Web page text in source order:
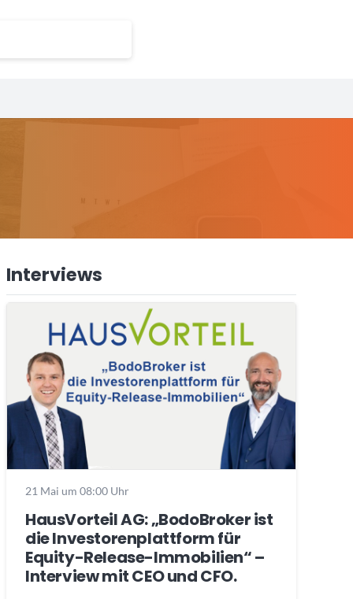
Interviews
21 Mai um 08:00 Uhr
HausVorteil AG: „BodoBroker ist
die Investorenplattform für
Equity-Release-Immobilien“ –
Interview mit CEO und CFO.